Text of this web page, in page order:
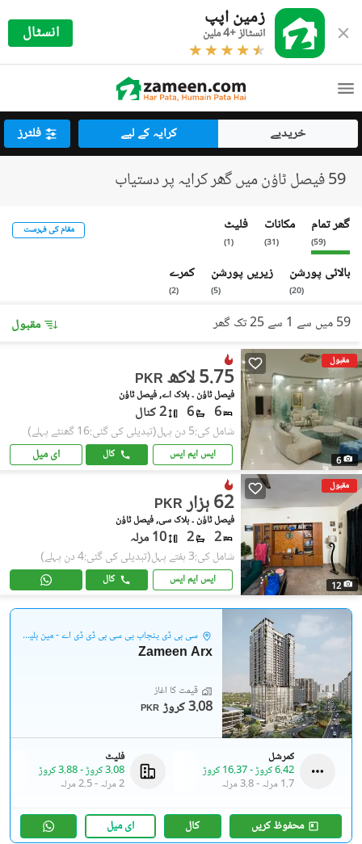
زمین اپپ
انسٹالز +4 ملین انسٹال
خریدیے کرایہ کے لیے فلٹرز
59 فیصل ٹاؤن میں گھر کرایہ پر دستیاب
گھر تمام
(
59
)
مکانات
(
31
)
فلیٹ
(
1
)
بالائی پورشن
(
20
)
زیریں پورشن
(
5
)
کمرے
(
2
)
مقام کی فہرست
59 میں سے 1 سے 25 تک گھر مقبول
مقبول
6
PKR 5.75 لاکھ
فیصل ٹاؤن ۔ بلاک اے, فیصل ٹاؤن
6
6 2 کنال
شامل کی:5 دن پہل (تبدیلی کی گئی:16 گھنٹے پہلے)
ایس ایم ایس کال ای میل
مقبول
12
PKR 62 ہزار
فیصل ٹاؤن ۔ بلاک سی, فیصل ٹاؤن
2
2 10 مرلہ
شامل کی:3 ہفتے پہل (تبدیلی کی گئی:4 دن پہلے)
ایس ایم ایس کال
سی بی ڈی پنجاب پی سی بی ڈی ڈی اے - مین بلیوارڈ گلبرگ
Zameen Arx
قیمت کا آغاز
PKR 3.08 کروڑ
کمرشل
6.42 کروڑ
-16.37 کروڑ
1.7 مرلہ
-3.8 مرلہ
فلیٹ
3.08 کروڑ
-3.88 کروڑ
2 مرلہ
-2.5 مرلہ
محفوظ کریں کال ای میل